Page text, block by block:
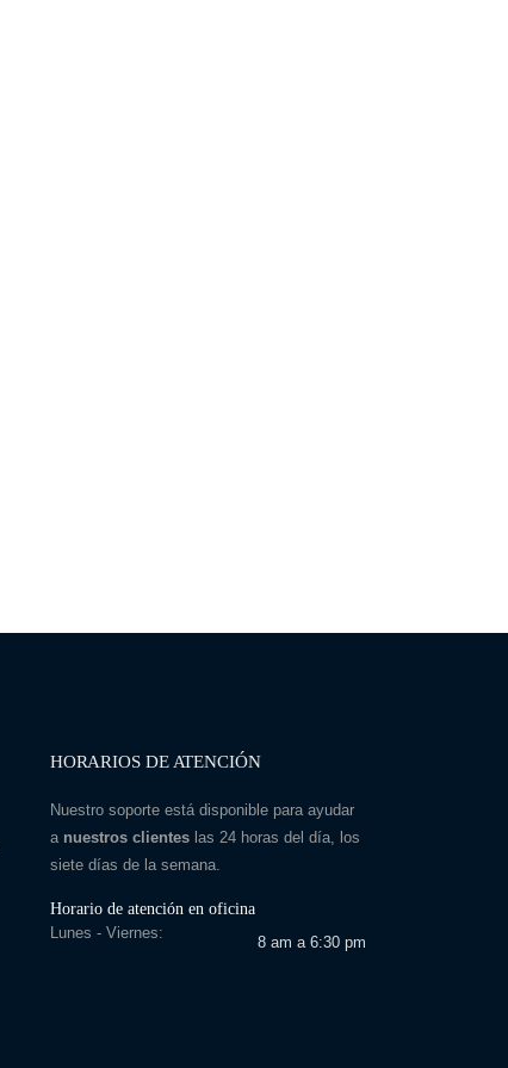
HORARIOS DE ATENCIÓN
Nuestro soporte está disponible para ayudar
a nuestros clienteslas 24 horas del día, los
siete días de la semana.
Horario de atención en oficina
Lunes - Viernes:
8 am a 6:30 pm